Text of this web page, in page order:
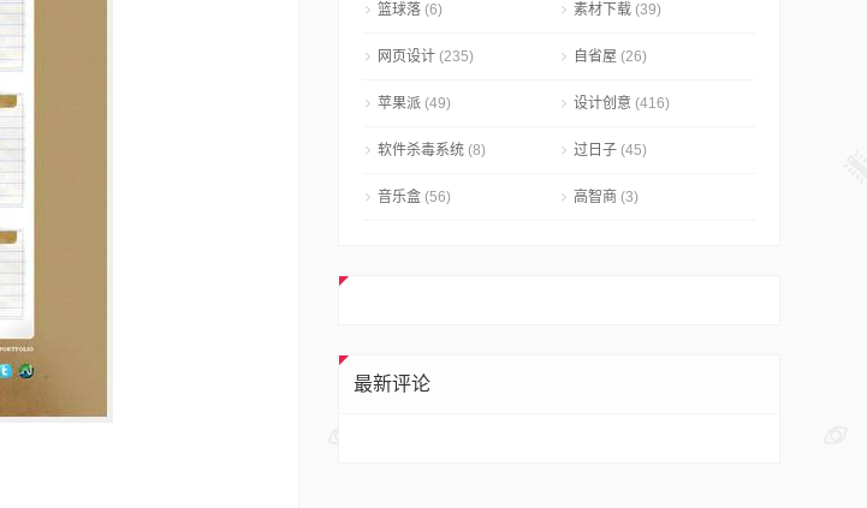
篮球落 (6) 素材下载 (39)
网页设计 (235) 自省屋 (26)
苹果派 (49) 设计创意 (416)
软件杀毒系统 (8) 过日子 (45)
音乐盒 (56) 高智商 (3)
最新评论